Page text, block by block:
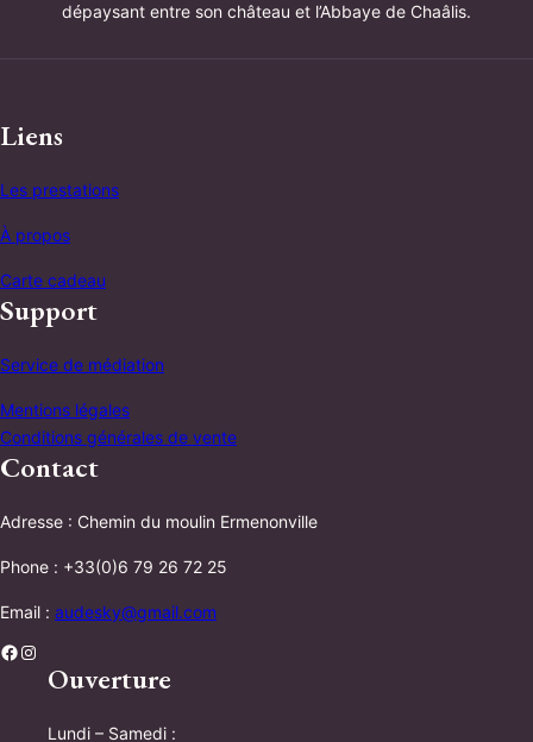
dépaysant entre son château et l’Abbaye de Chaâlis.
Liens
Les prestations
À propos
Carte cadeau
Support
Service de médiation
Mentions légales
Conditions générales de vente
Contact
Adresse : Chemin du moulin Ermenonville
Phone : +33(0)6 79 26 72 25
Email : audesky@gmail.com
Facebook Instagram
Ouverture
Lundi – Samedi :